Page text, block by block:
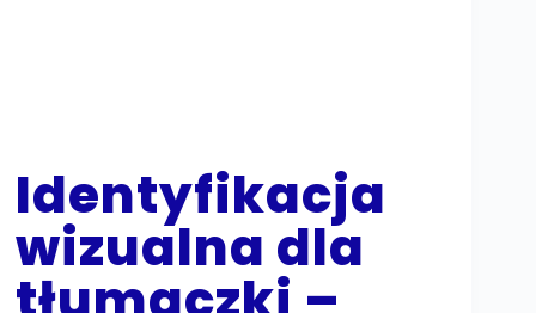
Identyfikacja
wizualna dla